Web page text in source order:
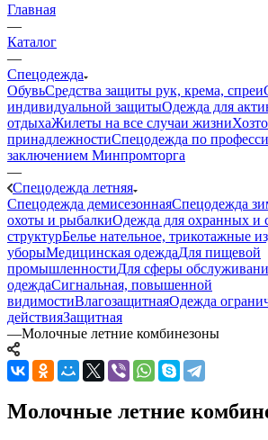
Главная
—
Каталог
—
Спецодежда
ОбувьСредства защиты рук, крема, спреи
индивидуальной защитыОдежда для
отдыхаЖилеты на все случаи жизни
принадлежностиСпецодежда по
заключением Минпромторга
—
Спецодежда летняя
Спецодежда демисезоннаяСпецодежда
охоты и рыбалкиОдежда для охранных и
структурБелье нательное, трикотажные
уборыМедицинская одеждаДля пищевой
промышленностиДля сферы
одеждаСигнальная, повышенной
видимостиВлагозащитнаяОдежда
действияЗащитная
—Молочные летние комбинезоны
Молочные летние